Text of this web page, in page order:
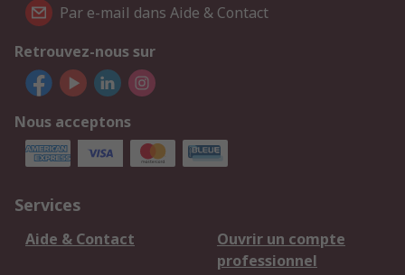
Par e-mail dans Aide & Contact
Retrouvez-nous sur
Nous acceptons
Services
Aide & Contact
Ouvrir un compte
professionnel